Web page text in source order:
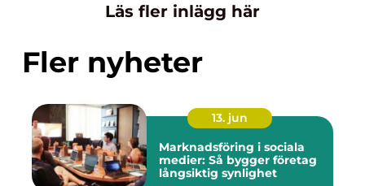
Läs fler inlägg här
Fler nyheter
13. jun
Marknadsföring i sociala
medier: Så bygger företag
långsiktig synlighet